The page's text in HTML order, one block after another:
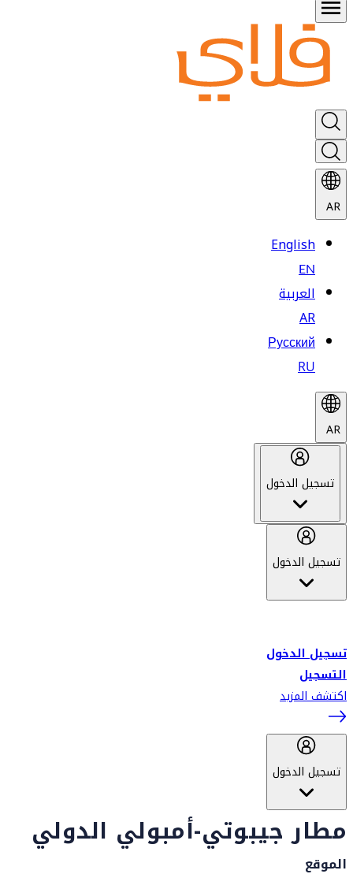
AR
English
EN
العربية
AR
Русский
RU
AR
تسجيل الدخول
تسجيل الدخول
تسجيل الدخول
التسجيل
اكتشف المزيد
تسجيل الدخول
مطار جيبوتي-أمبولي الدولي
الموقع